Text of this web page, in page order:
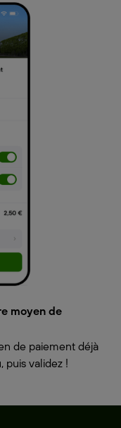
moyen de
de paiement déjà
puis validez !